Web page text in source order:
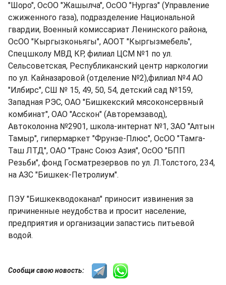
"Шоро", ОсОО "Жашылча", ОсОО "Нургаз" (Управление
сжиженного газа), подразделение Национальной
гвардии, Военный комиссариат Ленинского района,
ОсОО "Кыргызконьягы", АООТ "Кыргызмебель",
Спецшколу МВД КР, филиал ЦСМ №1 по ул.
Сельсоветская, Республиканский центр наркологии
по ул. Кайназаровой (отделение №2),филиал №4 АО
"Илбирс", СШ № 15, 49, 50, 54, детский сад №159,
Западная РЭС, ОАО "Бишкекский мясоконсервный
комбинат", ОАО "Асскон" (Авторемзавод),
Автоколонна №2901, школа-интернат №1, ЗАО "Алтын
Тамыр", гипермаркет "Фрунзе-Плюс", ОсОО "Тамга-
Таш ЛТД", ОАО "Транс Союз Азия", ОсОО "БПП
Резьби", фонд Госматрезервов по ул. Л.Толстого, 234,
на АЗС "Бишкек-Петролиум".
ПЭУ "Бишкекводоканал" приносит извинения за
причиненные неудобства и просит население,
предприятия и организации запастись питьевой
водой.
Сообщи свою новость: